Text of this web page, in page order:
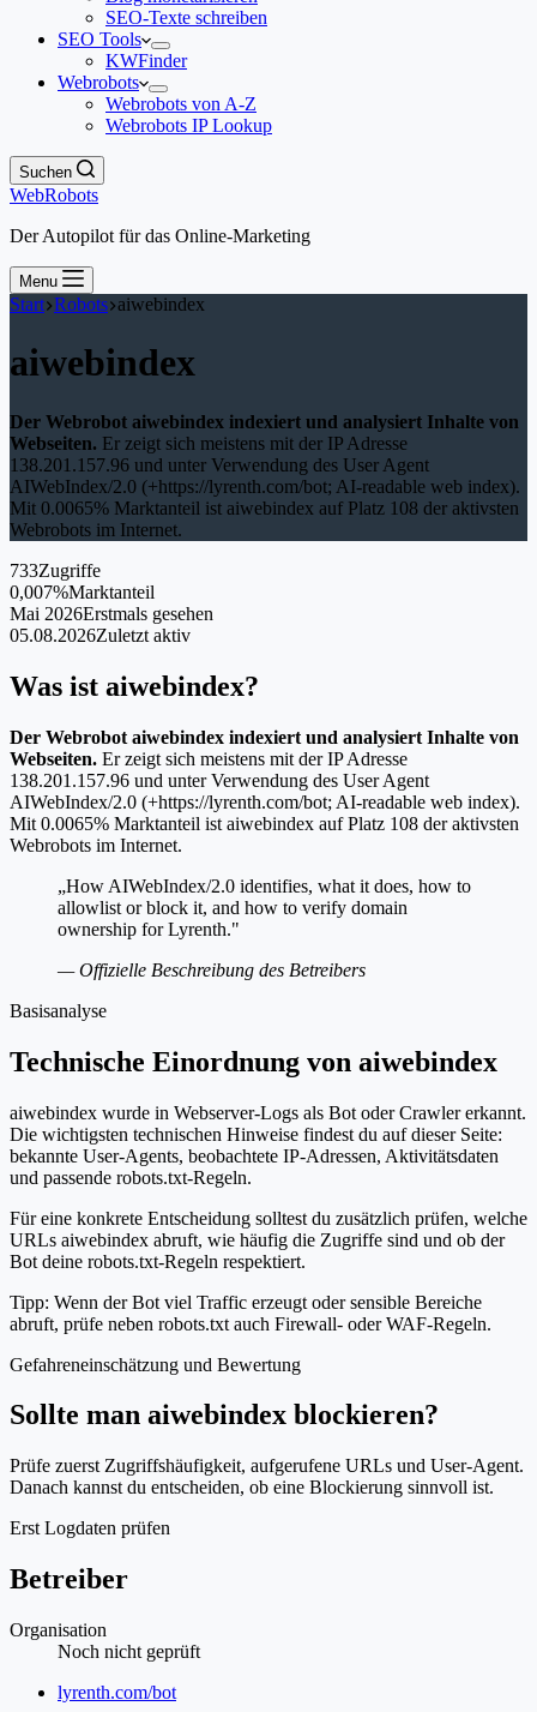
SEO-Texte schreiben
SEO Tools
KWFinder
Webrobots
Webrobots von A-Z
Webrobots IP Lookup
Suchen
WebRobots
Der Autopilot für das Online-Marketing
Menu
Start Robots aiwebindex
aiwebindex
Der Webrobot aiwebindex indexiert und analysiert Inhalte von
Webseiten. Er zeigt sich meistens mit der IP Adresse
138.201.157.96 und unter Verwendung des User Agent
AIWebIndex/2.0 (+https://lyrenth.com/bot; AI-readable web index).
Mit 0.0065% Marktanteil ist aiwebindex auf Platz 108 der aktivsten
Webrobots im Internet.
733Zugriffe
0,007%Marktanteil
Mai 2026Erstmals gesehen
05.08.2026Zuletzt aktiv
Was ist aiwebindex?
Der Webrobot aiwebindex indexiert und analysiert Inhalte von
Webseiten. Er zeigt sich meistens mit der IP Adresse
138.201.157.96 und unter Verwendung des User Agent
AIWebIndex/2.0 (+https://lyrenth.com/bot; AI-readable web index).
Mit 0.0065% Marktanteil ist aiwebindex auf Platz 108 der aktivsten
Webrobots im Internet.
„How AIWebIndex/2.0 identifies, what it does, how to
allowlist or block it, and how to verify domain
ownership for Lyrenth."
— Offizielle Beschreibung des Betreibers
Basisanalyse
Technische Einordnung von aiwebindex
aiwebindex wurde in Webserver-Logs als Bot oder Crawler erkannt.
Die wichtigsten technischen Hinweise findest du auf dieser Seite:
bekannte User-Agents, beobachtete IP-Adressen, Aktivitätsdaten
und passende robots.txt-Regeln.
Für eine konkrete Entscheidung solltest du zusätzlich prüfen, welche
URLs aiwebindex abruft, wie häufig die Zugriffe sind und ob der
Bot deine robots.txt-Regeln respektiert.
Tipp: Wenn der Bot viel Traffic erzeugt oder sensible Bereiche
abruft, prüfe neben robots.txt auch Firewall- oder WAF-Regeln.
Gefahreneinschätzung und Bewertung
Sollte man aiwebindex blockieren?
Prüfe zuerst Zugriffshäufigkeit, aufgerufene URLs und User-Agent.
Danach kannst du entscheiden, ob eine Blockierung sinnvoll ist.
Erst Logdaten prüfen
Betreiber
Organisation
Noch nicht geprüft
Website
lyrenth.com/bot